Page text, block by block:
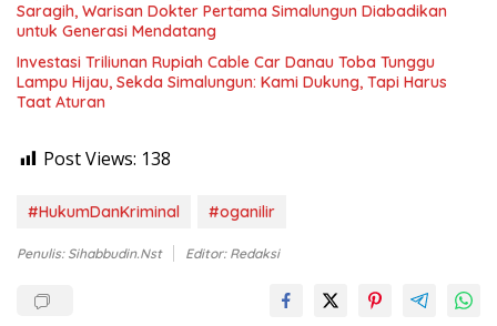
Saragih, Warisan Dokter Pertama Simalungun Diabadikan
untuk Generasi Mendatang
Investasi Triliunan Rupiah Cable Car Danau Toba Tunggu
Lampu Hijau, Sekda Simalungun: Kami Dukung, Tapi Harus
Taat Aturan
Post Views: 138
#HukumDanKriminal #oganilir
Penulis: Sihabbudin.Nst Editor: Redaksi